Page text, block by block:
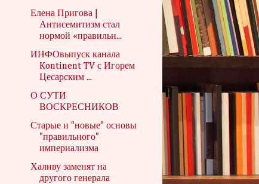
Елена Пригова |
Антисемитизм стал
нормой «правильн...
ИНФОвыпуск канала
Kontinent TV с Игорем
Цесарским ...
О СУТИ
ВОСКРЕСНИКОВ
Старые и "новые" основы
"правильного"
империализма
Халиву заменят на
другого генерала